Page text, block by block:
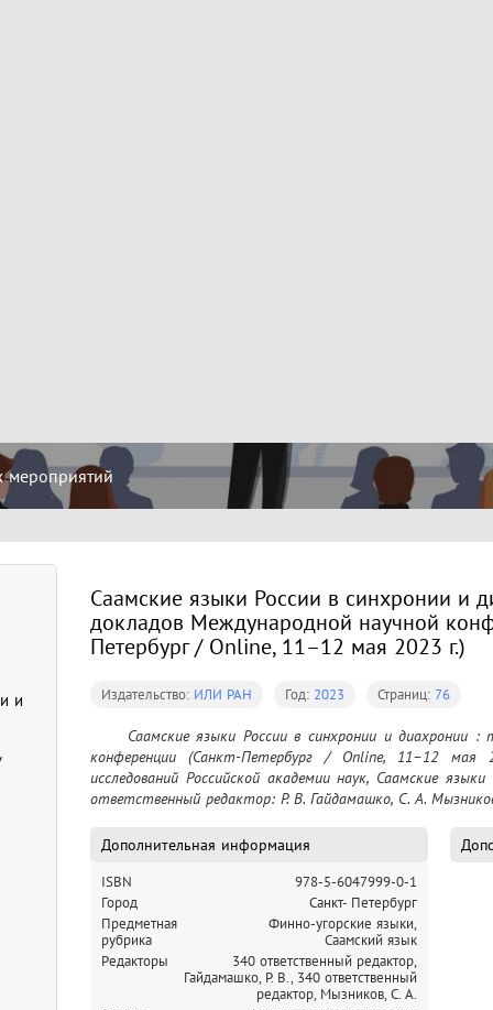
мероприятий
и
Саамские языки России в синхронии и
докладов Международной научной
Петербург / Online, 11–12 мая 2023 г.)
Издательство: ИЛИ РАН Год: 2023 Страниц: 76
конференции (Санкт-Петербург / Online, 11–12
исследований Российской академии наук, Саамские
ответственный редактор: Р. В. Гайдамашко, С. А.
Дополнительная информация
ISBN
978-5-6047999-0-1
Город
Санкт- Петербург
Предметная
рубрика
Финно-угорские языки,
Саамский язык
Редакторы
340 ответственный редактор,
Гайдамашко, Р. В., 340 ответственный
редактор, Мызников, С. А.